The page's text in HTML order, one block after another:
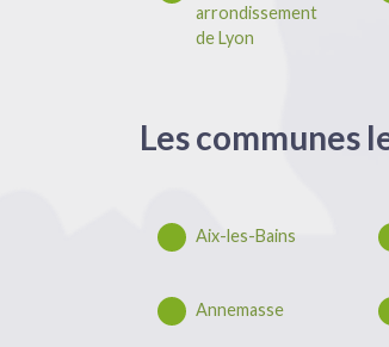
arrondissement
de Lyon
Les communes
Aix-les-Bains
Annemasse